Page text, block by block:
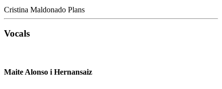
Cristina Maldonado Plans
Vocals
Maite Alonso i Hernansaiz